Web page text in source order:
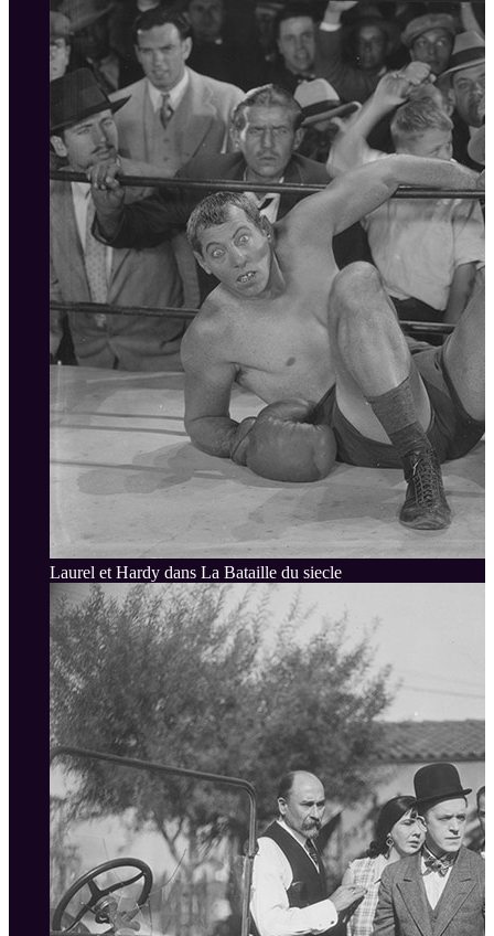
Laurel et Hardy dans La Bataille du siecle